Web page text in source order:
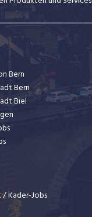
Bern
Bern
Biel
Kader-Jobs